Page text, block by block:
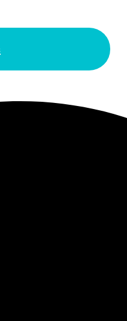
специальную трубку
а на одной